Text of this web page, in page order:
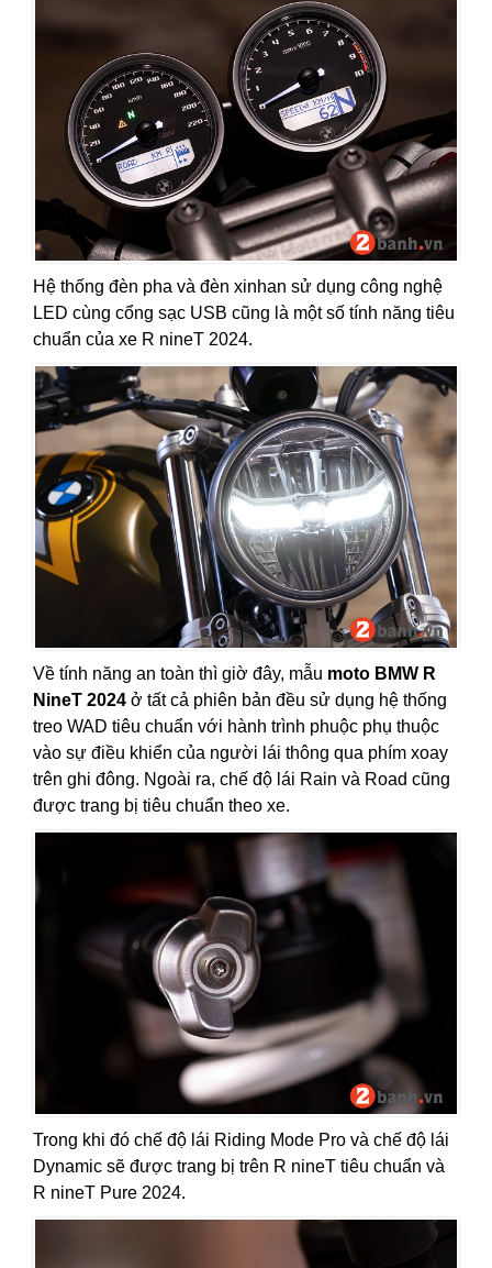
Hệ thống đèn pha và đèn xinhan sử dụng công nghệ
LED cùng cổng sạc USB cũng là một số tính năng tiêu
chuẩn của xe R nineT 2024.
Về tính năng an toàn thì giờ đây, mẫu moto BMW R
NineT 2024 ở tất cả phiên bản đều sử dụng hệ thống
treo WAD tiêu chuẩn với hành trình phuộc phụ thuộc
vào sự điều khiển của người lái thông qua phím xoay
trên ghi đông. Ngoài ra, chế độ lái Rain và Road cũng
được trang bị tiêu chuẩn theo xe.
Trong khi đó chế độ lái Riding Mode Pro và chế độ lái
Dynamic sẽ được trang bị trên R nineT tiêu chuẩn và
R nineT Pure 2024.